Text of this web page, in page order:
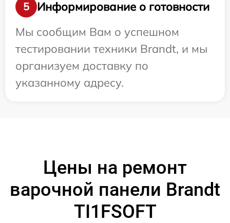
5
Информирование о готовности
Мы сообщим Вам о успешном
тестировании техники Brandt, и мы
организуем доставку по
указанному адресу.
Цены на ремонт
варочной панели Brandt
TI1FSOFT